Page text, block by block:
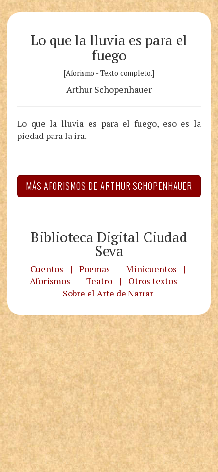
Lo que la lluvia es para el
fuego
[Aforismo - Texto completo.]
Arthur Schopenhauer
Lo que la lluvia es para el fuego, eso es la
piedad para la ira.
MÁS AFORISMOS DE ARTHUR SCHOPENHAUER
Biblioteca Digital Ciudad
Seva
Cuentos | Poemas | Minicuentos
|
Aforismos
| Teatro | Otros textos
|
Sobre el Arte de Narrar